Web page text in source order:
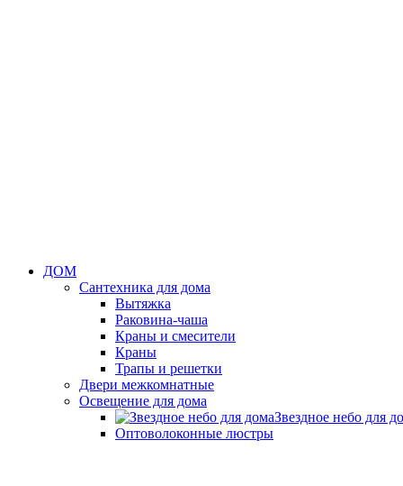
ДОМ
Сантехника для дома
Вытяжка
Раковина-чаша
Краны и смесители
Краны
Трапы и решетки
Двери межкомнатные
Освещение для дома
Звездное небо для
Оптоволоконные люстры